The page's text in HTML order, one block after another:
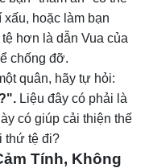
hoặc làm bạn
hơn là dẫn Vua của
chống đỡ.
quân, hãy tự hỏi:
Liệu đây có phải là
có giúp cải thiện thế
thứ tệ đi?
Tính, Không